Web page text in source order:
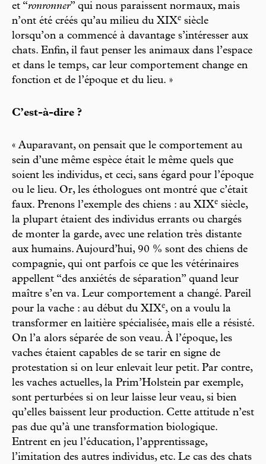
et “ronronner” qui nous paraissent normaux, mais
n’ont été créés qu’au milieu du XIXe siècle
lorsqu’on a commencé à davantage s’intéresser aux
chats. Enfin, il faut penser les animaux dans l’espace
et dans le temps, car leur comportement change en
fonction et de l’époque et du lieu. »
C’est-à-dire ?
« Auparavant, on pensait que le comportement au
sein d’une même espèce était le même quels que
soient les individus, et ceci, sans égard pour l’époque
ou le lieu. Or, les éthologues ont montré que c’était
faux. Prenons l’exemple des chiens : au XIXe siècle,
la plupart étaient des individus errants ou chargés
de monter la garde, avec une relation très distante
aux humains. Aujourd’hui, 90 % sont des chiens de
compagnie, qui ont parfois ce que les vétérinaires
appellent “des anxiétés de séparation” quand leur
maître s’en va. Leur comportement a changé. Pareil
pour la vache : au début du XIXe, on a voulu la
transformer en laitière spécialisée, mais elle a résisté.
On l’a alors séparée de son veau. À l’époque, les
vaches étaient capables de se tarir en signe de
protestation si on leur enlevait leur petit. Par contre,
les vaches actuelles, la Prim’Holstein par exemple,
sont perturbées si on leur laisse leur veau, si bien
qu’elles baissent leur production. Cette attitude n’est
pas due qu’à une transformation biologique.
Entrent en jeu l’éducation, l’apprentissage,
l’imitation des autres individus, etc. Le cas des chats